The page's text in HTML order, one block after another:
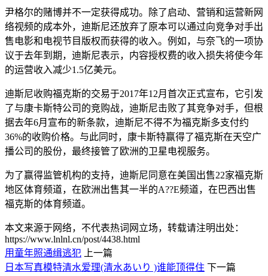
尹格尔的赌博并不一定获得成功。除了启动、营销和运营新网
络视频的成本外，迪斯尼还放弃了原本可以通过向竞争对手出
售电影和电视节目版权而获得的收入。例如，与奈飞的一项协
议于去年到期，迪斯尼表示，内容授权费的收入损失将使今年
的运营收入减少1.5亿美元。
迪斯尼收购福克斯的交易于2017年12月首次正式宣布，它引发
了与康卡斯特公司的竞购战，迪斯尼击败了其竞争对手，但根
据去年6月宣布的新条款，迪斯尼不得不为福克斯多支付约
36%的收购价格。与此同时，康卡斯特赢得了福克斯在天空广
播公司的股份，最终接管了欧洲的卫星电视服务。
为了赢得监管机构的支持，迪斯尼同意在美国出售22家福克斯
地区体育频道，在欧洲出售其一半的A??E频道，在巴西出售
福克斯的体育频道。
本文来源于网络，不代表热词网立场，转载请注明出处：
https://www.lnlnl.cn/post/4438.html
用童年照通缉逃犯
上一篇
日本写真模特清水爱理(清水あいり )谁能顶得住 下一篇